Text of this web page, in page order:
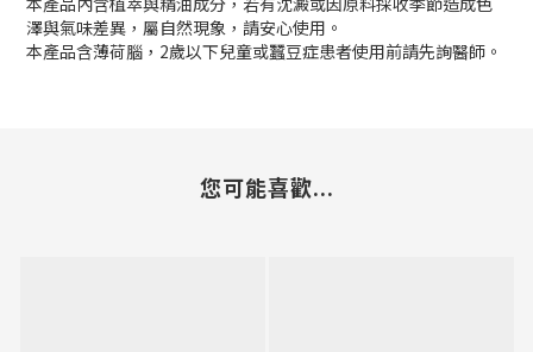
澤與氣味差異，屬自然現象，請安心使用。
本產品含薄荷腦，2歲以下兒童或蠶豆症患者使用前請先詢醫師。
您可能喜歡...